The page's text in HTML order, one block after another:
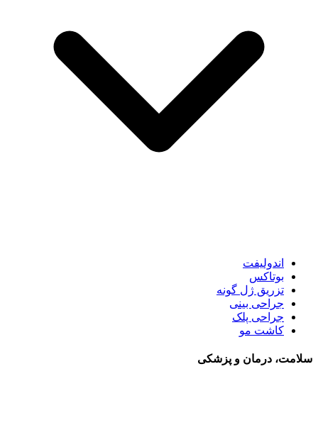
اندولیفت
بوتاکس
تزریق ژل گونه
جراحی بینی
جراحی پلک
کاشت مو
سلامت، درمان و پزشکی